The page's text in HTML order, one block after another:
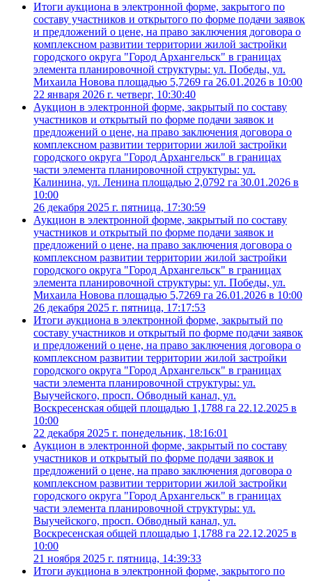
Итоги аукциона в электронной форме, закрытого по
составу участников и открытого по форме подачи заявок
и предложений о цене, на право заключения договора о
комплексном развитии территории жилой застройки
городского округа "Город Архангельск" в границах
элемента планировочной структуры: ул. Победы, ул.
Михаила Новова площадью 5,7269 га 26.01.2026 в 10:00
22 января 2026 г. четверг, 10:30:40
Аукцион в электронной форме, закрытый по составу
участников и открытый по форме подачи заявок и
предложений о цене, на право заключения договора о
комплексном развитии территории жилой застройки
городского округа "Город Архангельск" в границах
части элемента планировочной структуры: ул.
Калинина, ул. Ленина площадью 2,0792 га 30.01.2026 в
10:00
26 декабря 2025 г. пятница, 17:30:59
Аукцион в электронной форме, закрытый по составу
участников и открытый по форме подачи заявок и
предложений о цене, на право заключения договора о
комплексном развитии территории жилой застройки
городского округа "Город Архангельск" в границах
элемента планировочной структуры: ул. Победы, ул.
Михаила Новова площадью 5,7269 га 26.01.2026 в 10:00
26 декабря 2025 г. пятница, 17:17:53
Итоги аукциона в электронной форме, закрытый по
составу участников и открытый по форме подачи заявок
и предложений о цене, на право заключения договора о
комплексном развитии территории жилой застройки
городского округа "Город Архангельск" в границах
части элемента планировочной структуры: ул.
Выучейского, просп. Обводный канал, ул.
Воскресенская общей площадью 1,1788 га 22.12.2025 в
10:00
22 декабря 2025 г. понедельник, 18:16:01
Аукцион в электронной форме, закрытый по составу
участников и открытый по форме подачи заявок и
предложений о цене, на право заключения договора о
комплексном развитии территории жилой застройки
городского округа "Город Архангельск" в границах
части элемента планировочной структуры: ул.
Выучейского, просп. Обводный канал, ул.
Воскресенская общей площадью 1,1788 га 22.12.2025 в
10:00
21 ноября 2025 г. пятница, 14:39:33
Итоги аукциона в электронной форме, закрытого по